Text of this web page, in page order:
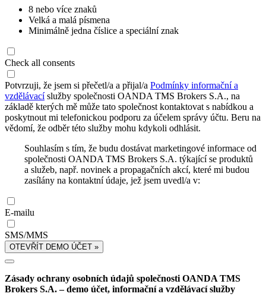
8 nebo více znaků
Velká a malá písmena
Minimálně jedna číslice a speciální znak
Check all consents
Potvrzuji, že jsem si přečetl/a a přijal/a Podmínky informační a
vzdělávacíslužby společnosti OANDA TMS Brokers S.A., na
základě kterých mě může tato společnost kontaktovat s nabídkou a
poskytnout mi telefonickou podporu za účelem správy účtu. Beru na
vědomí, že odběr této služby mohu kdykoli odhlásit.
Souhlasím s tím, že budu dostávat marketingové informace od
společnosti OANDA TMS Brokers S.A. týkající se produktů
a služeb, např. novinek a propagačních akcí, které mi budou
zasílány na kontaktní údaje, jež jsem uvedl/a v:
E-mailu
SMS/MMS
OTEVŘÍT DEMO ÚČET »
Zásady ochrany osobních údajů společnosti OANDA TMS
Brokers S.A. – demo účet, informační a vzdělávací služby